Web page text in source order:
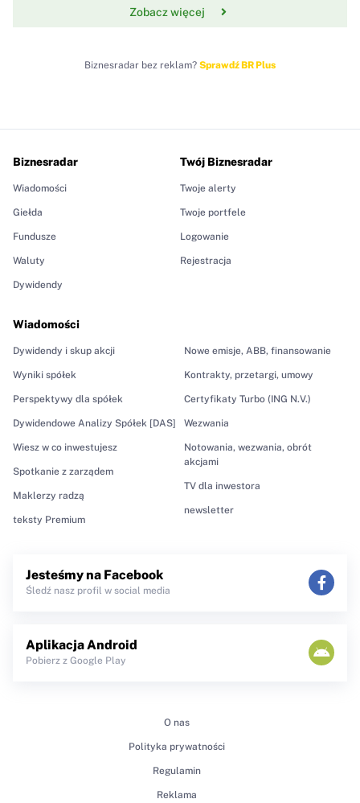
Zobacz więcej
Biznesradar bez reklam? Sprawdź BR Plus
Biznesradar
Wiadomości
Giełda
Fundusze
Waluty
Dywidendy
Wiadomości
Dywidendy i skup akcji
Wyniki spółek
Perspektywy dla spółek
Dywidendowe Analizy Spółek [DAS]
Wiesz w co inwestujesz
Spotkanie z zarządem
Maklerzy radzą
teksty Premium
Nowe emisje, ABB, finansowanie
Kontrakty, przetargi, umowy
Certyfikaty Turbo (ING N.V.)
Wezwania
Notowania, wezwania, obrót
akcjami
TV dla inwestora
newsletter
Twój Biznesradar
Twoje alerty
Twoje portfele
Logowanie
Rejestracja
Jesteśmy na Facebook
Śledź nasz profil w social media
Aplikacja Android
Pobierz z Google Play
O nas
Polityka prywatności
Regulamin
Reklama